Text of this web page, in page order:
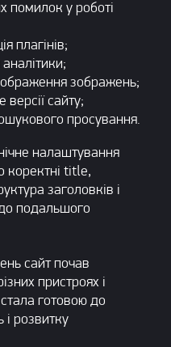
помилок у роботі
плагінів;
зображень;
сайту;
просування.
налаштування
коректні title,
заголовків і
подальшого
сайт почав
пристроях і
готовою до
розвитку